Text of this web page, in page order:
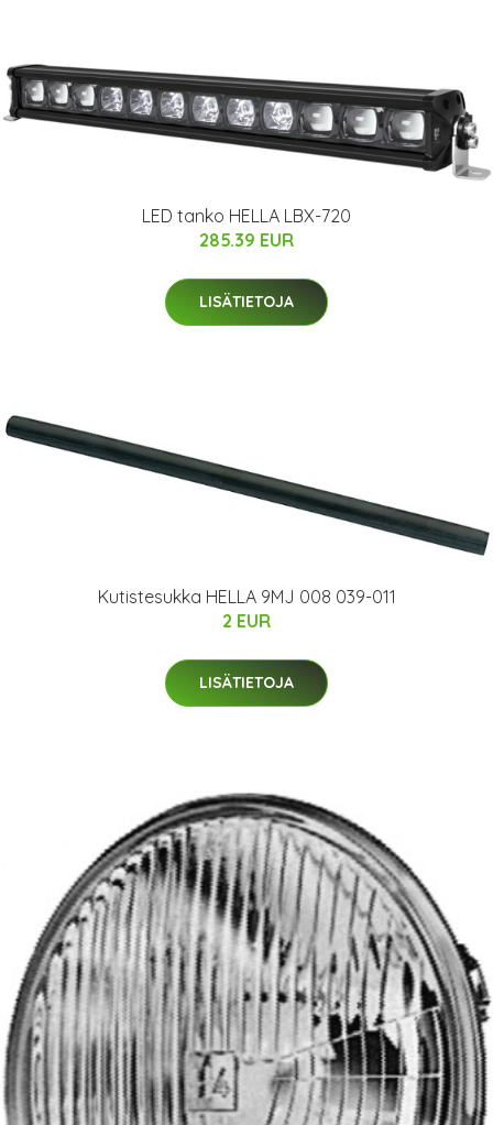
LED tanko HELLA LBX-720
285.39 EUR
LISÄTIETOJA
Kutistesukka HELLA 9MJ 008 039-011
2 EUR
LISÄTIETOJA